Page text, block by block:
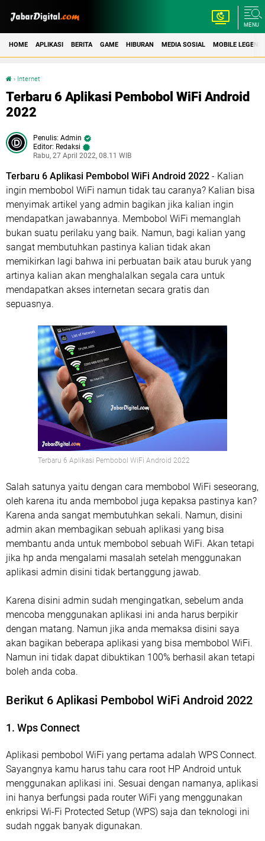
MENU
HOME APLIKASI BERITA GAME HIBURAN MEDIA SOSIAL MOBILE
› Internet
Terbaru 6 Aplikasi Pembobol WiFi Android
2022
Admin
Editor: Redaksi
Rabu, 27 April 2022, 08.11 WIB
Terbaru 6 Aplikasi Pembobol WiFi Android 2022 - Kalian
ingin membobol WiFi namun tidak tau caranya? Kalian bisa
menyimak artikel yang admin bagikan jika kalian ingin
mendapatkan jawabannya. Membobol WiFi memanglah
bukan suatu perilaku yang baik. Namun, bagi kalian yang
sangat membutuhkan pastinya kalian tidak akan
memikirkan lagi bahwa ini perbuatan baik atau buruk yang
artinya kalian akan menghalalkan segala cara untuk
mendapatkan akses internetan secara gratis dan
sepuasnya.
Terbaru 6 Aplikasi Pembobol WiFi Android 2022
Salah satunya yaitu dengan cara membobol WiFi seseorang,
oleh karena itu anda membobol juga kepaksa pastinya kan?
Karena anda sangat membutuhkan sekali. Namun, disini
admin akan membagikan sebuah aplikasi yang bisa
membantu anda untuk membobol sebuah WiFi. Akan tetapi
jika hp anda mengalami masalah setelah menggunakan
aplikasi admin disini tidak bertanggung jawab.
Karena disini admin sudah mengingatkan, sebelum anda
mencoba menggunakan aplikasi ini anda harus berpikir
dengan matang. Namun jika anda memaksa disini saya
akan bagikan beberapa aplikasi yang bisa membobol WiFi.
Namun ini tidak dapat dibuktikan 100% berhasil akan tetapi
boleh anda coba.
Berikut 6 Aplikasi Pembobol WiFi Android 2022
1. Wps Connect
Aplikasi pembobol WiFi yang pertama adalah WPS Connect.
Sayangnya kamu harus tahu cara root HP Android untuk
menggunakan aplikasi ini. Sesuai dengan namanya, aplikasi
ini hanya berfungsi pada router WiFi yang menggunakan
enkripsi Wi-Fi Protected Setup (WPS) saja dan teknologi ini
sudah nggak banyak digunakan.